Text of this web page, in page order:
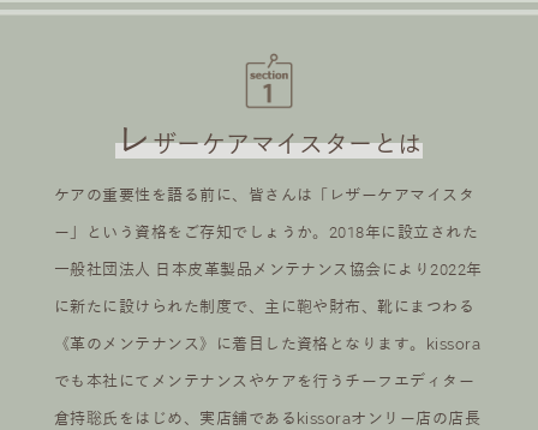
レザーケアマイスターとは
ケアの重要性を語る前に、皆さんは「レザーケアマイスタ
ー」という資格をご存知でしょうか。2018年に設立された
一般社団法人 日本皮革製品メンテナンス協会により2022年
に新たに設けられた制度で、主に鞄や財布、靴にまつわる
《革のメンテナンス》に着目した資格となります。kissora
でも本社にてメンテナンスやケアを行うチーフエディター
倉持聡氏をはじめ、実店舗であるkissoraオンリー店の店長